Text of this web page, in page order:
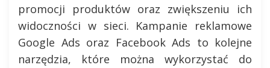
promocji produktów oraz zwiększeniu ich
widoczności w sieci. Kampanie reklamowe
Google Ads oraz Facebook Ads to kolejne
narzędzia, które można wykorzystać do